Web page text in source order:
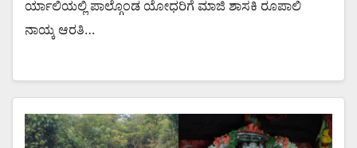
ರ್ಯಾಲಿಯಲ್ಲಿ ಪಾಲ್ಗೊಂಡ ಯೋಧರಿಗೆ ಮಾಜಿ ಶಾಸಕಿ ರೂಪಾಲಿ
ನಾಯ್ಕ ಆರತಿ…